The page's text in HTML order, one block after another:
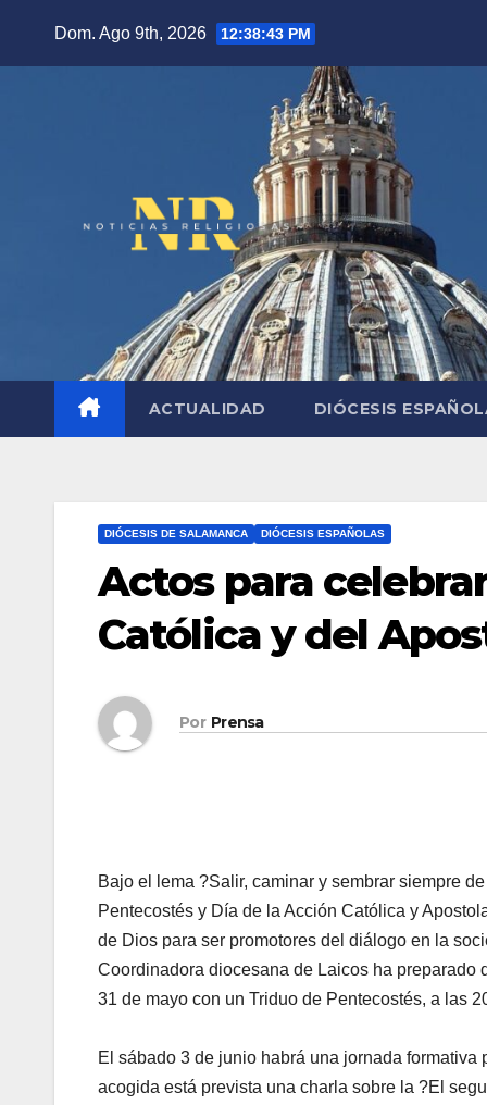
Dom. Ago 9th, 2026 12:38:44 PM
ACTUALIDAD DIÓCESIS
DIÓCESIS DE SALAMANCA DIÓCESIS ESPAÑOLAS
Actos para
Católica y del
Por Prensa
Bajo el lema ?Salir, caminar y sembrar siempre
Pentecostés y Día de la Acción Católica y
de Dios para ser pro­mo­to­res del diá­lo­go en la
Coordinadora diocesana de Laicos ha preparado
31 de mayo con un Triduo de Pentecostés, a las
El sábado 3 de junio habrá una jornada
acogida está prevista una charla sobre la ?El